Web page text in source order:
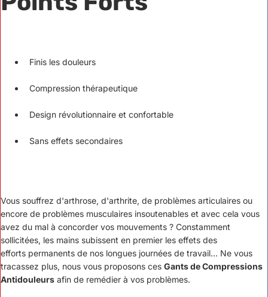
Finis les douleurs
Compression thérapeutique
Design révolutionnaire et confortable
Sans effets secondaires
Vous souffrez d'arthrose, d'arthrite, de problèmes articulaires ou
encore de problèmes musculaires insoutenables et avec cela vous
avez du mal à concorder vos mouvements ? Constamment
sollicitées, les mains subissent en premier les effets des
efforts permanents de nos longues journées de travail... Ne vous
tracassez plus, nous vous proposons ces Gants de Compressions
Antidouleurs afin de remédier à vos problèmes.